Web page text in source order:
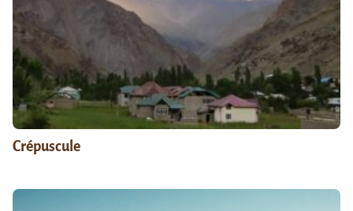
Crépuscule